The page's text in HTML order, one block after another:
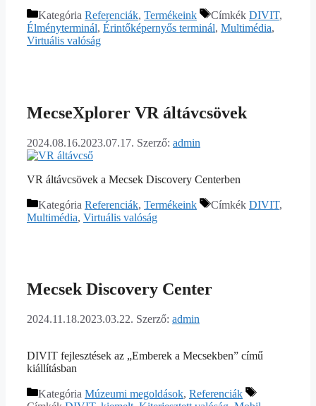
Kategória Referenciák, Termékeink Címkék DIVIT,
Élményterminál, Érintőképernyős terminál, Multimédia,
Virtuális valóság
MecseXplorer VR áltávcsövek
2024.08.16.2023.07.17. Szerző: admin
VR áltávcsövek a Mecsek Discovery Centerben
Kategória Referenciák, Termékeink Címkék DIVIT,
Multimédia, Virtuális valóság
Mecsek Discovery Center
2024.11.18.2023.03.22. Szerző: admin
DIVIT fejlesztések az „Emberek a Mecsekben” című
kiállításban
Kategória Múzeumi megoldások, Referenciák